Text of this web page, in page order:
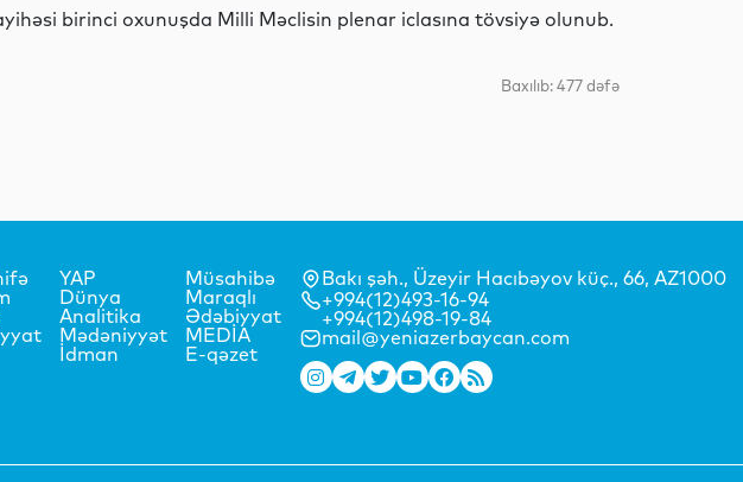
birinci oxunuşda Milli Məclisin plenar iclasına tövsiyə olunub.
Baxılıb: 477 dəfə
YAP
Dünya
Analitika
Mədəniyyət
İdman
Müsahibə
Maraqlı
Ədəbiyyat
MEDİA
E-qəzet
Bakı şəh., Üzeyir Hacıbəyov küç., 66, AZ1000
+994(12)493-16-94
+994(12)498-19-84
mail@yeniazerbaycan.com